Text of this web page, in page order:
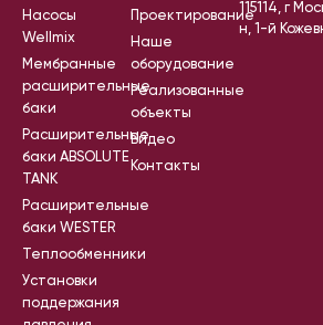
Насосы
Wellmix
Мембранные
расширительные
баки
Расширительные
баки ABSOLUTE
TANK
Расширительные
баки WESTER
Теплообменники
Установки
поддержания
Проектирование
Наше
оборудование
Реализованные
объекты
Видео
Контакты
115114, г
н, 1-й